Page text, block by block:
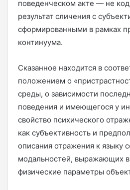
поведенческом акте — не
результат сличения с
сформированными в рамках
континуума.
Сказанное находится в
положением о
среды, о зависимости
поведения и имеющегося у
свойство психического
как субъективность и
описания отражения к языку
модальностей, выражающих
физические параметры